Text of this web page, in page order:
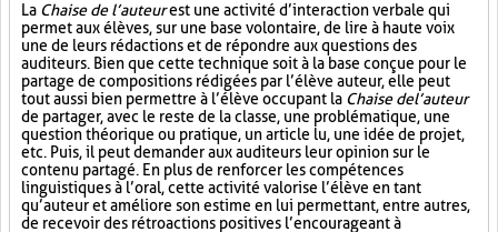
La Chaise de l’auteurest une activité d’interaction verbale qui
permet aux élèves, sur une base volontaire, de lire à haute voix
une de leurs rédactions et de répondre aux questions des
auditeurs. Bien que cette technique soit à la base conçue pour le
partage de compositions rédigées par l’élève auteur, elle peut
tout aussi bien permettre à l’élève occupant la Chaise de l’auteur
de partager, avec le reste de la classe, une problématique, une
question théorique ou pratique, un article lu, une idée de projet,
etc. Puis, il peut demander aux auditeurs leur opinion sur le
contenu partagé. En plus de renforcer les compétences
linguistiques à l’oral, cette activité valorise l’élève en tant
qu’auteur et améliore son estime en lui permettant, entre autres,
de recevoir des rétroactions positives l’encourageant à